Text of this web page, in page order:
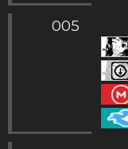
005